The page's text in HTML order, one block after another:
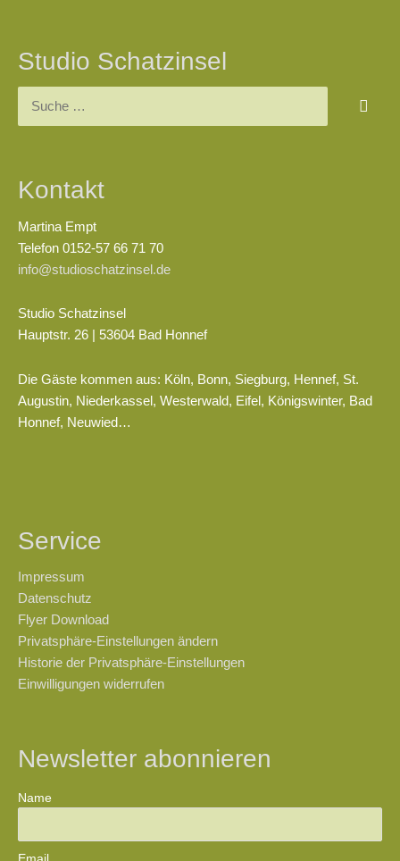
Studio Schatzinsel
Kontakt
Martina Empt
Telefon 0152-57 66 71 70
info@studioschatzinsel.de
Studio Schatzinsel
Hauptstr. 26 | 53604 Bad Honnef
Die Gäste kommen aus: Köln, Bonn, Siegburg, Hennef, St.
Augustin, Niederkassel, Westerwald, Eifel, Königswinter, Bad
Honnef, Neuwied…
Service
Impressum
Datenschutz
Flyer Download
Privatsphäre-Einstellungen ändern
Historie der Privatsphäre-Einstellungen
Einwilligungen widerrufen
Newsletter abonnieren
Name
Email